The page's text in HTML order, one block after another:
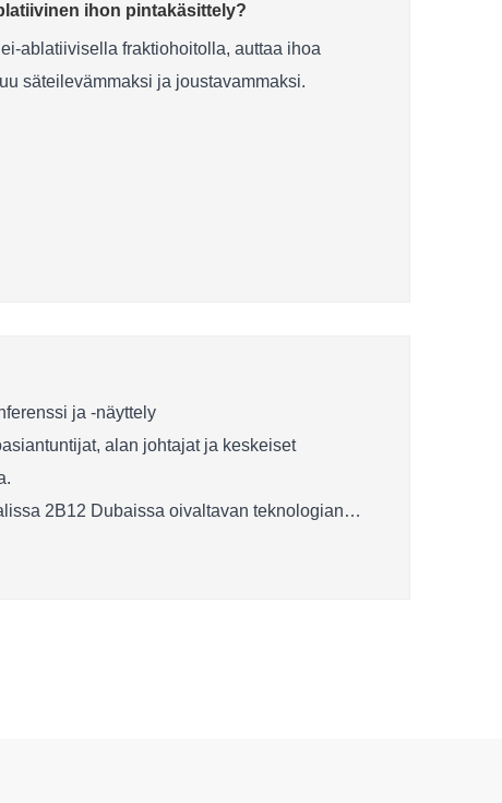
ihon pintakäsittely?
ablatiivisella fraktiohoitolla, auttaa ihoa
säteilevämmaksi ja joustavammaksi.
ja -näyttely
alan johtajat ja keskeiset
2B12 Dubaissa oivaltavan teknologian